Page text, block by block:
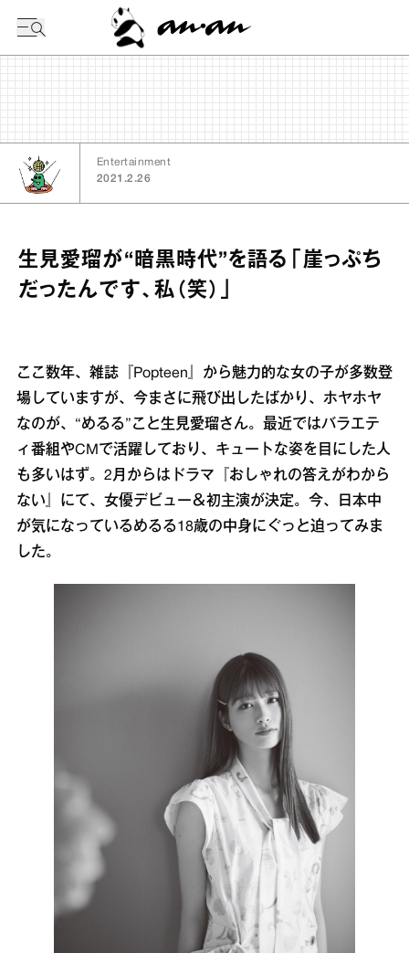
Entertainment
2021.2.26
生見愛瑠が“暗黒時代”を語る「崖っぷち
だったんです、私（笑）」
ここ数年、雑誌『Popteen』から魅力的な女の子が多数登
場していますが、今まさに飛び出したばかり、ホヤホヤ
なのが、“めるる”こと生見愛瑠さん。最近ではバラエテ
ィ番組やCMで活躍しており、キュートな姿を目にした人
も多いはず。2月からはドラマ『おしゃれの答えがわから
ない』にて、女優デビュー＆初主演が決定。今、日本中
が気になっているめるる18歳の中身にぐっと迫ってみま
した。